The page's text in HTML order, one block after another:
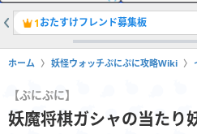
1おたすけフレンド募集板
ホーム 妖怪ウォッチぷにぷに攻略Wiki
【ぷにぷに】
妖魔将棋ガシャの当たり